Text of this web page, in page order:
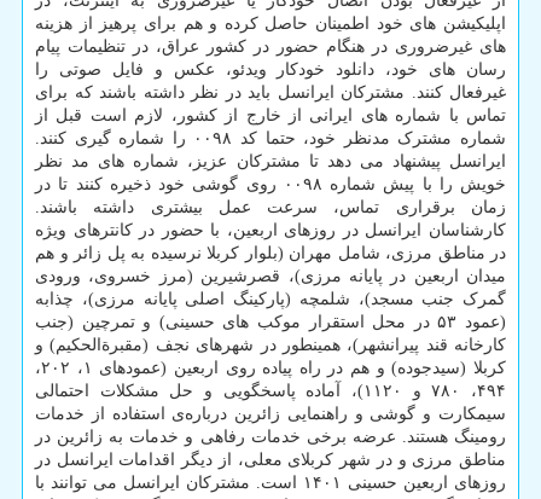
اپلیکیشن های خود اطمینان حاصل کرده و هم برای پرهیز از هزینه
های غیرضروری در هنگام حضور در کشور عراق، در تنظیمات پیام
رسان های خود، دانلود خودکار ویدئو، عکس و فایل صوتی را
غیرفعال کنند. مشترکان ایرانسل باید در نظر داشته باشند که برای
تماس با شماره های ایرانی از خارج از کشور، لازم است قبل از
شماره مشترک مدنظر خود، حتما کد ۰۰۹۸ را شماره گیری کنند.
ایرانسل پیشنهاد می دهد تا مشترکان عزیز، شماره های مد نظر
خویش را با پیش شماره ۰۰۹۸ روی گوشی خود ذخیره کنند تا در
زمان برقراری تماس، سرعت عمل بیشتری داشته باشند.
کارشناسان ایرانسل در روزهای اربعین، با حضور در کانترهای ویژه
در مناطق مرزی، شامل مهران (بلوار کربلا نرسیده به پل زائر و هم
میدان اربعین در پایانه مرزی)، قصرشیرین (مرز خسروی، ورودی
گمرک جنب مسجد)، شلمچه (پارکینگ اصلی پایانه مرزی)، چذابه
(عمود ۵۳ در محل استقرار موکب های حسینی) و تمرچین (جنب
کارخانه قند پیرانشهر)، همینطور در شهرهای نجف (مقبرةالحکیم) و
کربلا (سیدجوده) و هم در راه پیاده روی اربعین (عمودهای ۱، ۲۰۲،
۴۹۴، ۷۸۰ و ۱۱۲۰)، آماده پاسخگویی و حل مشکلات احتمالی
سیمکارت و گوشی و راهنمایی زائرین درباره‌ی استفاده از خدمات
رومینگ هستند. عرضه برخی خدمات رفاهی و خدمات به زائرین در
مناطق مرزی و در شهر کربلای معلی، از دیگر اقدامات ایرانسل در
روزهای اربعین حسینی ۱۴۰۱ است. مشترکان ایرانسل می توانند با